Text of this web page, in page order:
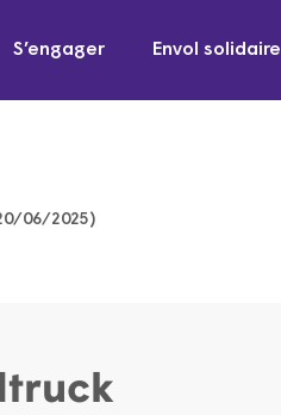
S’engager Envol solidaire
06/2025)